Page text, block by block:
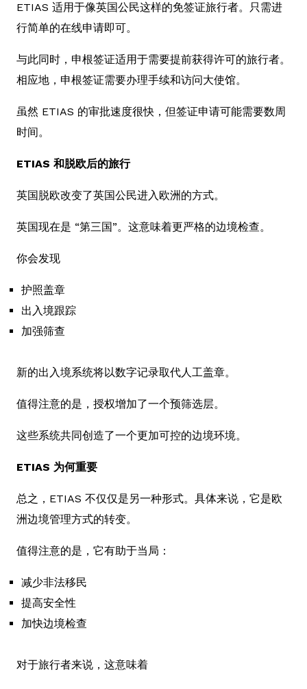
ETIAS 适用于像英国公民这样的免签证旅行者。只需进
行简单的在线申请即可。
与此同时，申根签证适用于需要提前获得许可的旅行者。
相应地，申根签证需要办理手续和访问大使馆。
虽然 ETIAS 的审批速度很快，但签证申请可能需要数周
时间。
ETIAS 和脱欧后的旅行
英国脱欧改变了英国公民进入欧洲的方式。
英国现在是 “第三国”。这意味着更严格的边境检查。
你会发现
护照盖章
出入境跟踪
加强筛查
新的出入境系统将以数字记录取代人工盖章。
值得注意的是，授权增加了一个预筛选层。
这些系统共同创造了一个更加可控的边境环境。
ETIAS 为何重要
总之，ETIAS 不仅仅是另一种形式。具体来说，它是欧
洲边境管理方式的转变。
值得注意的是，它有助于当局：
减少非法移民
提高安全性
加快边境检查
对于旅行者来说，这意味着